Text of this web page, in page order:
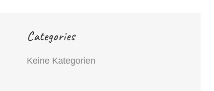
Categories
Keine Kategorien